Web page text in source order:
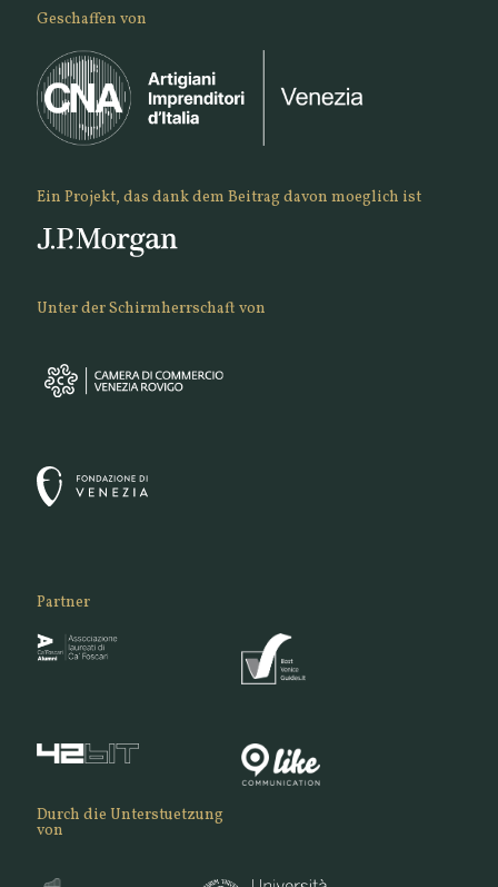
Geschaffen von
Ein Projekt, das dank dem Beitrag davon moeglich ist
Unter der Schirmherrschaft von
Partner
Durch die Unterstuetzung
von